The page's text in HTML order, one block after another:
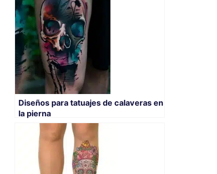
Diseños para tatuajes de calaveras en
la pierna